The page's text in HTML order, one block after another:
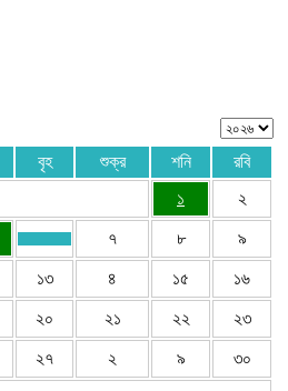
বৃহ শুক্র শনি
রবি
১
২
৭ ৮ ৯
১৩ ৪ ১৫ ১৬
২০ ২১ ২২ ২৩
২৭ ২ ৯ ৩০